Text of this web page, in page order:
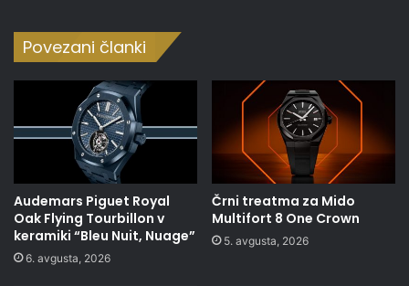
Povezani članki
Audemars Piguet Royal
Oak Flying Tourbillon v
keramiki “Bleu Nuit, Nuage”
6. avgusta, 2026
Črni treatma za Mido
Multifort 8 One Crown
5. avgusta, 2026